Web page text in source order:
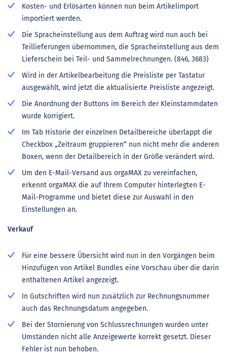
Kosten- und Erlösarten können nun beim Artikelimport
importiert werden.
Die Spracheinstellung aus dem Auftrag wird nun auch bei
Teillieferungen übernommen, die Spracheinstellung aus dem
Lieferschein bei Teil- und Sammelrechnungen. (846, 3683)
Wird in der Artikelbearbeitung die Preisliste per Tastatur
ausgewählt, wird jetzt die aktualisierte Preisliste angezeigt.
Die Anordnung der Buttons im Bereich der Kleinstammdaten
wurde korrigiert.
Im Tab Historie der einzelnen Detailbereiche überlappt die
Checkbox „Zeitraum gruppieren“ nun nicht mehr die anderen
Boxen, wenn der Detailbereich in der Größe verändert wird.
Um den E-Mail-Versand aus orgaMAX zu vereinfachen,
erkennt orgaMAX die auf Ihrem Computer hinterlegten E-
Mail-Programme und bietet diese zur Auswahl in den
Einstellungen an.
Verkauf
Für eine bessere Übersicht wird nun in den Vorgängen beim
Hinzufügen von Artikel Bundles eine Vorschau über die darin
enthaltenen Artikel angezeigt.
In Gutschriften wird nun zusätzlich zur Rechnungsnummer
auch das Rechnungsdatum angegeben.
Bei der Stornierung von Schlussrechnungen wurden unter
Umständen nicht alle Anzeigewerte korrekt gesetzt. Dieser
Fehler ist nun behoben.